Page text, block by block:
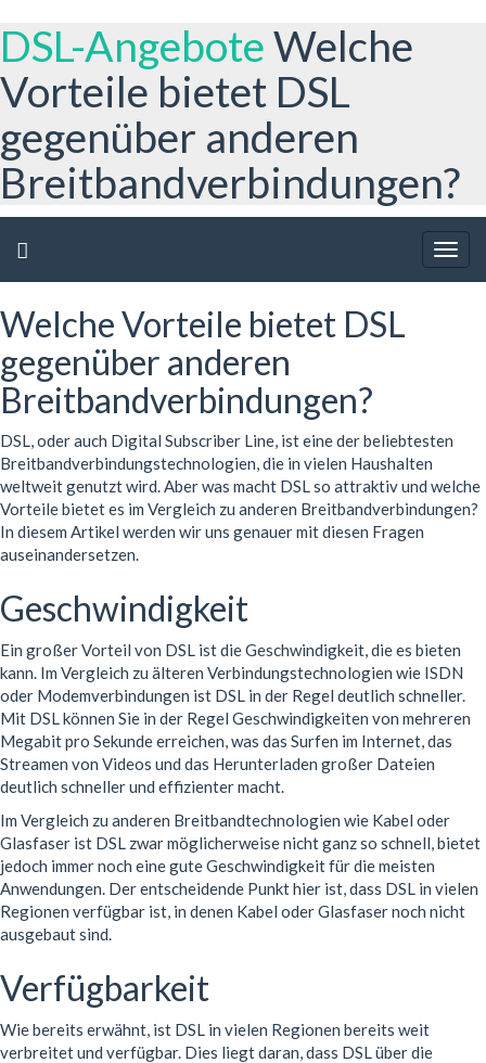
DSL-AngeboteWelche
Vorteile bietet DSL
gegenüber anderen
Breitbandverbindungen?
Welche Vorteile bietet DSL
gegenüber anderen
Breitbandverbindungen?
DSL, oder auch Digital Subscriber Line, ist eine der beliebtesten
Breitbandverbindungstechnologien, die in vielen Haushalten
weltweit genutzt wird. Aber was macht DSL so attraktiv und welche
Vorteile bietet es im Vergleich zu anderen Breitbandverbindungen?
In diesem Artikel werden wir uns genauer mit diesen Fragen
auseinandersetzen.
Geschwindigkeit
Ein großer Vorteil von DSL ist die Geschwindigkeit, die es bieten
kann. Im Vergleich zu älteren Verbindungstechnologien wie ISDN
oder Modemverbindungen ist DSL in der Regel deutlich schneller.
Mit DSL können Sie in der Regel Geschwindigkeiten von mehreren
Megabit pro Sekunde erreichen, was das Surfen im Internet, das
Streamen von Videos und das Herunterladen großer Dateien
deutlich schneller und effizienter macht.
Im Vergleich zu anderen Breitbandtechnologien wie Kabel oder
Glasfaser ist DSL zwar möglicherweise nicht ganz so schnell, bietet
jedoch immer noch eine gute Geschwindigkeit für die meisten
Anwendungen. Der entscheidende Punkt hier ist, dass DSL in vielen
Regionen verfügbar ist, in denen Kabel oder Glasfaser noch nicht
ausgebaut sind.
Verfügbarkeit
Wie bereits erwähnt, ist DSL in vielen Regionen bereits weit
verbreitet und verfügbar. Dies liegt daran, dass DSL über die